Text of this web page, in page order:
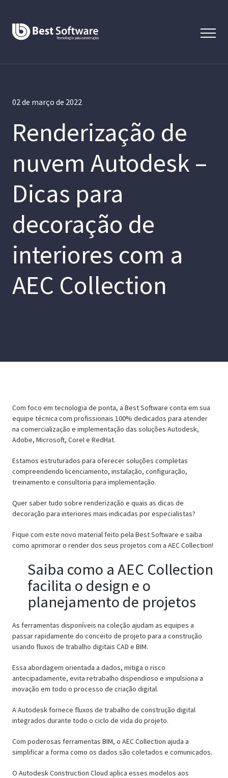
02 de março de 2022
Renderização de
nuvem Autodesk –
Dicas para
decoração de
interiores com a
AEC Collection
Com foco em tecnologia de ponta, a Best Software conta em sua
equipe técnica com profissionais 100% dedicados para atender
na comercialização e implementação das soluções Autodesk,
Adobe, Microsoft, Corel e RedHat.
Estamos estruturados para oferecer soluções completas
compreendendo licenciamento, instalação, configuração,
treinamento e consultoria para implementação.
Quer saber tudo sobre renderização e quais as dicas de
decoração para interiores mais indicadas por especialistas?
Fique com este novo material feito pela Best Software e saiba
como aprimorar o render dos seus projetos com a AEC Collection!
Saiba como a AEC Collection
facilita o design e o
planejamento de projetos
As ferramentas disponíveis na coleção ajudam as equipes a
passar rapidamente do conceito de projeto para a construção
usando fluxos de trabalho digitais CAD e BIM.
Essa abordagem orientada a dados, mitiga o risco
antecipadamente, evita retrabalho dispendioso e impulsiona a
inovação em todo o processo de criação digital.
A Autodesk fornece fluxos de trabalho de construção digital
integrados durante todo o ciclo de vida do projeto.
Com poderosas ferramentas BIM, o AEC Collection ajuda a
simplificar a forma como os dados são coletados e comunicados.
O Autodesk Construction Cloud aplica esses modelos aos